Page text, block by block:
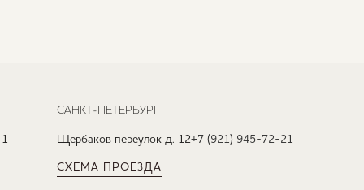
САНКТ-ПЕТЕРБУРГ
Щербаков переулок д. 12+7 (921) 945-72-21
СХЕМА ПРОЕЗДА